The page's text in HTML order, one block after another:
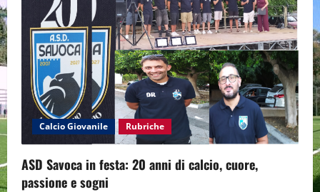
g
a
i
o
n
Calcio Giovanile Rubriche
ASD Savoca in festa: 20 anni di calcio, cuore,
passione e sogni